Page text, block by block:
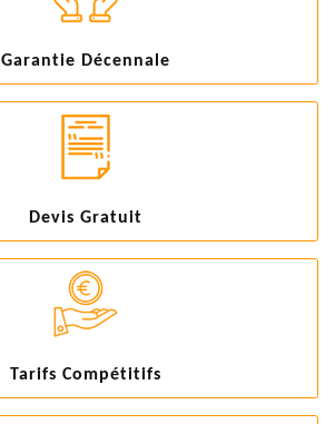
Garantie Décennale
Devis Gratuit
Tarifs Compétitifs